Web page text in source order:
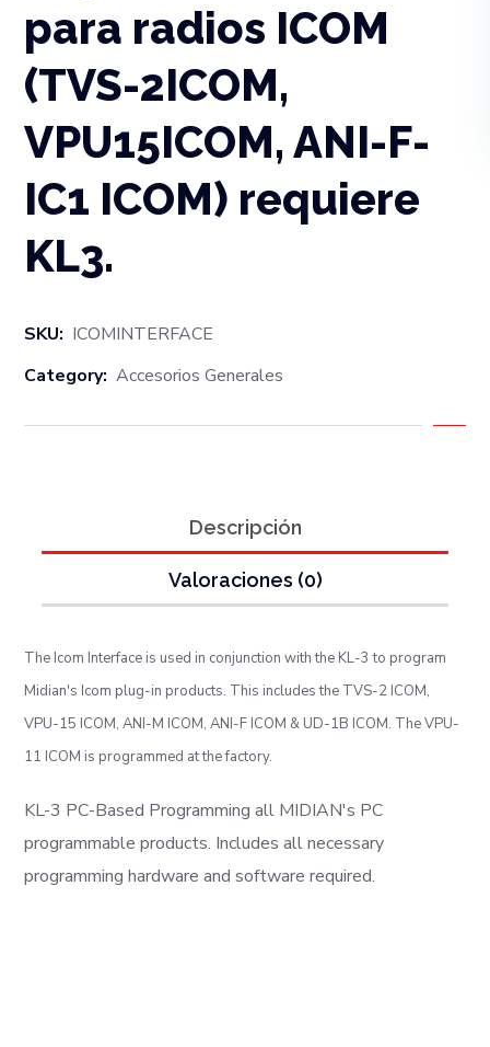
para radios ICOM
(TVS-2ICOM,
VPU15ICOM, ANI-F-
IC1 ICOM) requiere
KL3.
SKU: ICOMINTERFACE
Category: Accesorios Generales
Descripción
Valoraciones (0)
The Icom Interface is used in conjunction with the KL-3 to program
Midian's Icom plug-in products. This includes the TVS-2 ICOM,
VPU-15 ICOM, ANI-M ICOM, ANI-F ICOM & UD-1B ICOM. The VPU-
11 ICOM is programmed at the factory.
KL-3 PC-Based Programming all MIDIAN's PC
programmable products. Includes all necessary
programming hardware and software required.